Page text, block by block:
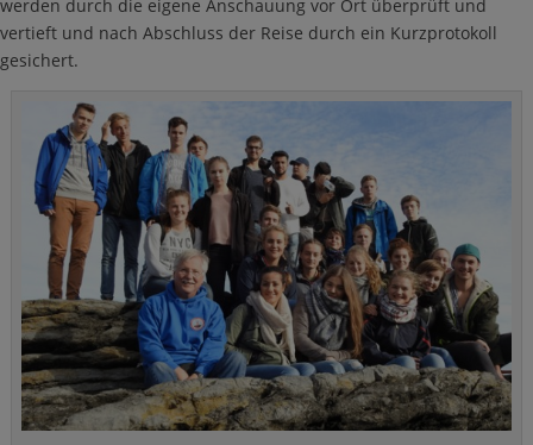
werden durch die eigene Anschauung vor Ort überprüft und
vertieft und nach Abschluss der Reise durch ein Kurzprotokoll
gesichert.